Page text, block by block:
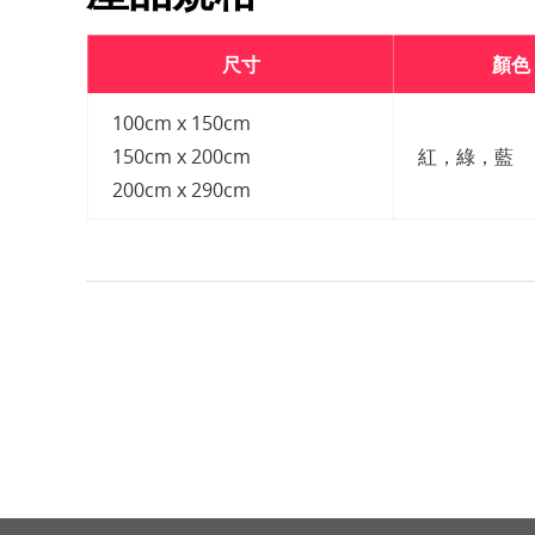
尺寸 顏色
100cm x 150cm
150cm x 200cm
200cm x 290cm
紅，綠，藍